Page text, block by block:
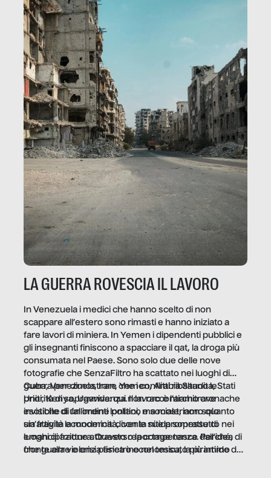
LA GUERRA ROVESCIA IL LAVORO
In Venezuela i medici che hanno scelto di non
scappare all’estero sono rimasti e hanno iniziato a
fare lavori di miniera. In Yemen i dipendenti pubblici e
gli insegnanti finiscono a spacciare il qat, la droga più
consumata nel Paese. Sono solo due delle nove
fotografie che SenzaFiltro ha scattato nei luoghi di
guerra per dimostrare che i conflitti ribaltano le
priorità di sopravvivenza. Il lavoro è l’architrave
invisibile di un ordine politico e sociale, non solo
un’attività economica: diventa nitida soprattutto nei
luoghi di frattura. Questo reportage nasce dall’idea
che guerre e crisi penetrino nel tessuto più intimo
Cuba, Venezuela, Iran, Yemen, Arabia Saudita, Stati
Uniti, Kenya, Uganda: qui non raccontiamo cronache
esotiche di fallimenti lontani, ma mostriamo quanto
sia fragile la modernità, con le sue promesse di
emancipazione attraverso la competenza. Perché, di
fronte alla violenza fisica o economica, la piramide del